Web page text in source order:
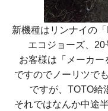
新機種はリンナイの
エコジョーズ、20
お客様は「メーカー
ですのでノーリツで
ですが、TOTO給
それではなんか中途